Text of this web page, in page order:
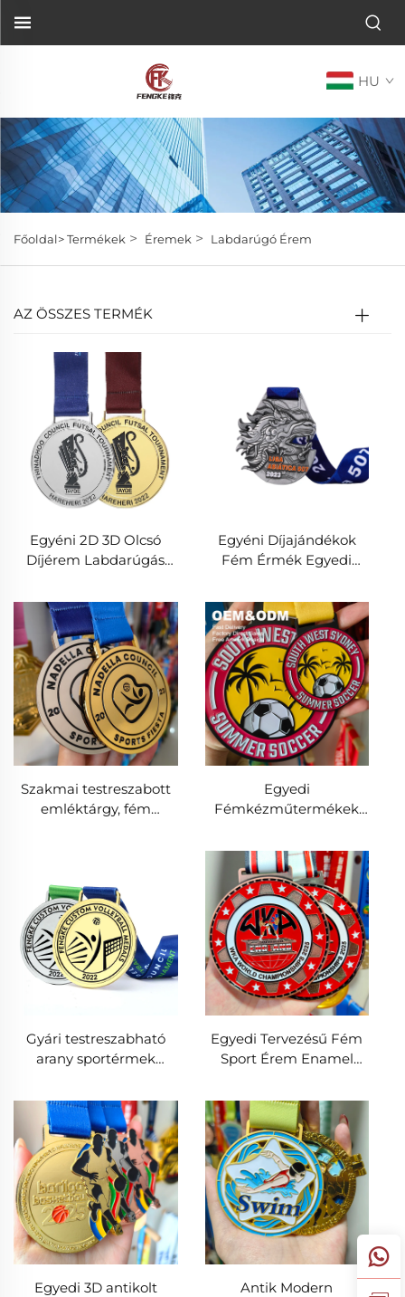
HU
Főoldal>Termékek > Éremek > Labdarúgó Érem
AZ ÖSSZES TERMÉK
Egyéni 2D 3D Olcsó
Díjérem Labdarúgás
Egyéni Díjajándékok
Fém Érmék Egyedi
Labdarúgó Foci
Bajnoksági Sport Érem
Szakmai testreszabott
emléktárgy, fém
Egyedi
Fémkézműtermékek
Cinkötvözet Érméjét
Labdarúgó Maratoni
Futás Labdarúgás Sport
Érmék Szalaggal
Gyári testreszabható
arany sportérmek
labdarúgás, röplabda
érem szalaggal
Egyedi Tervezésű Fém
Sport Érem Enamel
Ökölvívás, Foci,
Birkózás, Prémium Fém
Kézművességek
Érmékhez
Egyedi 3D antikolt
Antik Modern